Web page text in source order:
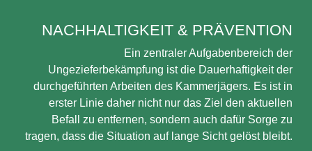
NACHHALTIGKEIT & PRÄVENTION
Ein zentraler Aufgabenbereich der
Ungezieferbekämpfung ist die Dauerhaftigkeit der
durchgeführten Arbeiten des Kammerjägers. Es ist in
erster Linie daher nicht nur das Ziel den aktuellen
Befall zu entfernen, sondern auch dafür Sorge zu
tragen, dass die Situation auf lange Sicht gelöst bleibt.